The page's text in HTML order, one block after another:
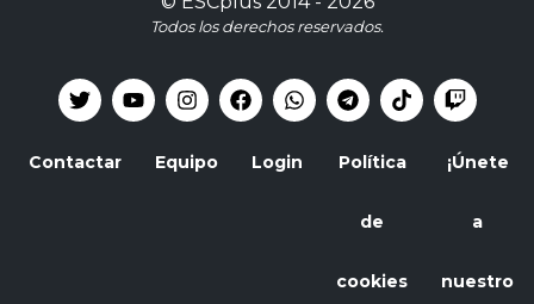
Todos los derechos reservados.
Contactar Equipo Login Política
de
cookies
¡Únete
a
nuestro